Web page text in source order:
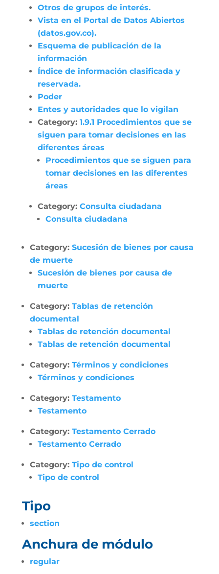
Otros de grupos de interés.
Vista en el Portal de Datos Abiertos
(datos.gov.co).
Esquema de publicación de la
información
Índice de información clasificada y
reservada.
Poder
Entes y autoridades que lo vigilan
Category: 1.9.1 Procedimientos que se
siguen para tomar decisiones en las
diferentes áreas
Procedimientos que se siguen para
tomar decisiones en las diferentes
áreas
Category: Consulta ciudadana
Consulta ciudadana
Category: Sucesión de bienes por causa
de muerte
Sucesión de bienes por causa de
muerte
Category: Tablas de retención
documental
Tablas de retención documental
Tablas de retención documental
Category: Términos y condiciones
Términos y condiciones
Category: Testamento
Testamento
Category: Testamento Cerrado
Testamento Cerrado
Category: Tipo de control
Tipo de control
Tipo
section
Anchura de módulo
regular